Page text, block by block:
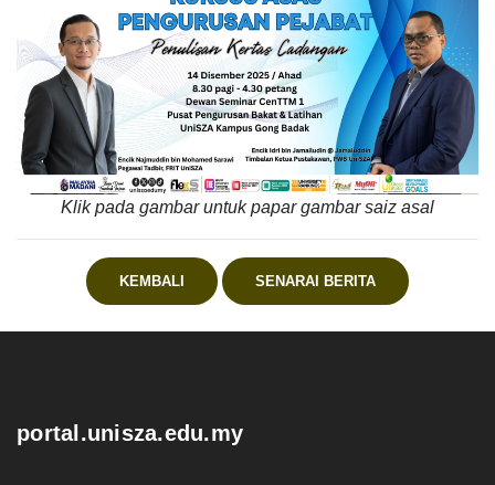
Klik pada gambar untuk papar gambar saiz asal
KEMBALI SENARAI BERITA
portal.unisza.edu.my